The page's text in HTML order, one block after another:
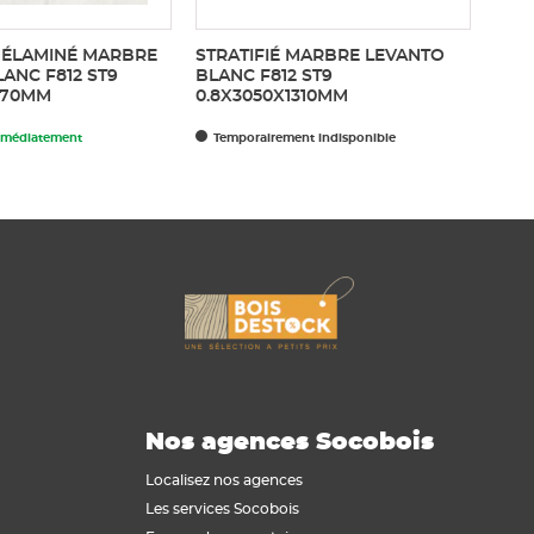
MARBRE
F812 ST9
STRATIFIÉ MARBRE LEVANTO
BLANC F812 ST9
0.8X3050X1310MM
Temporairement indisponible
Nos agences Socobois
Localisez nos agences
Les services Socobois